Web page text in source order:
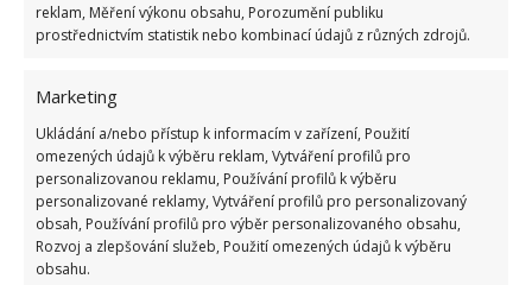
reklam, Měření výkonu obsahu, Porozumění publiku
prostřednictvím statistik nebo kombinací údajů z různých zdrojů.
Marketing
Ukládání a/nebo přístup k informacím v zařízení, Použití
omezených údajů k výběru reklam, Vytváření profilů pro
personalizovanou reklamu, Používání profilů k výběru
personalizované reklamy, Vytváření profilů pro personalizovaný
obsah, Používání profilů pro výběr personalizovaného obsahu,
Rozvoj a zlepšování služeb, Použití omezených údajů k výběru
obsahu.
Co rozhodně nemýt octem
Ve vaší domácnosti je hned několik věcí, které byste
rozhodně octem mýt neměli. Kdybyste například
použili ocet na žehličku,může se stát, že způsobí
korozi topných těles